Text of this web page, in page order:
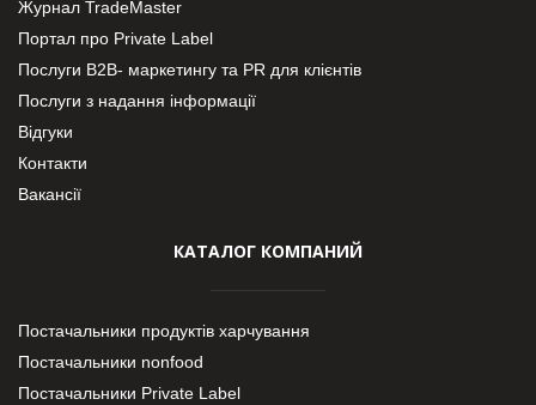
Журнал TradeMaster
Портал про Private Label
Послуги В2В- маркетингу та PR для клієнтів
Послуги з надання інформації
Відгуки
Контакти
Вакансії
КАТАЛОГ КОМПАНИЙ
Постачальники продуктів харчування
Постачальники nonfood
Постачальники Private Label